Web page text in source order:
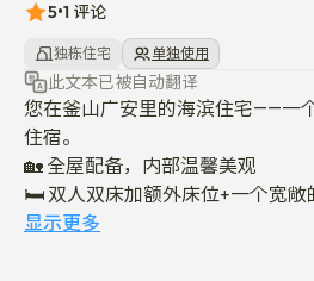
5•1 评论
独栋住宅 单独使用
此文本已被自动翻译
您在釜山广安里的海滨住宅——一
住宿。
🏡 全屋配备，内部温馨美观
🛏️ 双人双床加额外床位+一个宽敞
🌊 距广安里海滩、当地咖啡馆及
显示更多